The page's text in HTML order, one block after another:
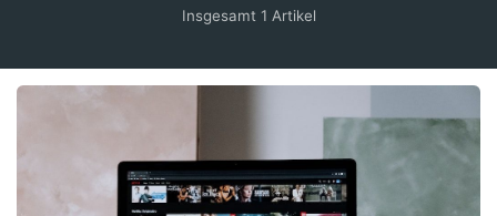
Insgesamt 1 Artikel